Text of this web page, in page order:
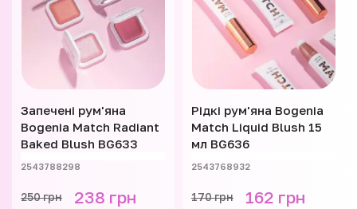
Запечені рум'яна
Bogenia Match Radiant
Baked Blush BG633
2543788298
250 грн 238 грн
Рідкі рум'яна Bogenia
Match Liquid Blush 15
мл BG636
2543768932
170 грн 162 грн